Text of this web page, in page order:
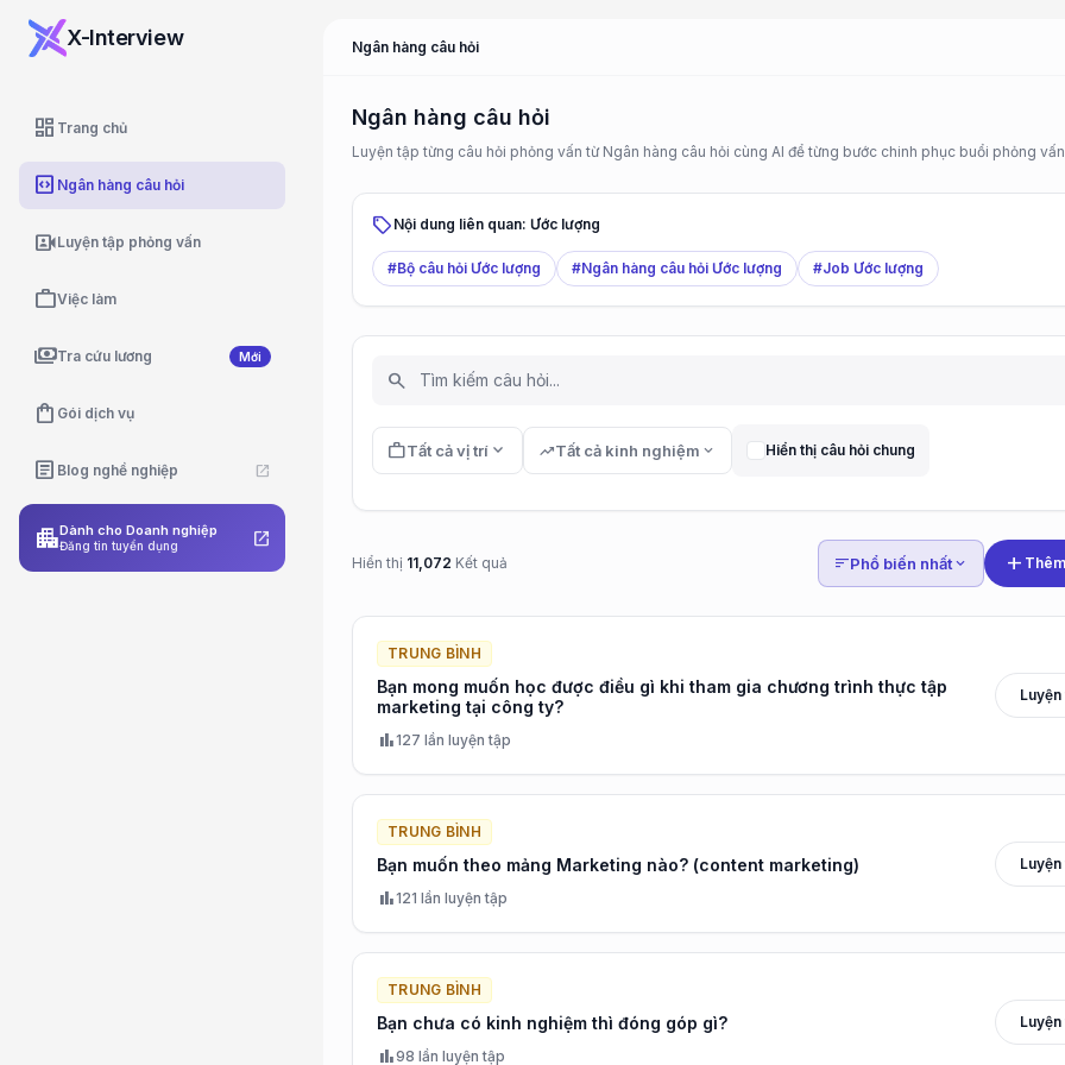
X-Interview
dashboard Trang chủ
code_blocks Ngân hàng câu hỏi
video_camera_frontLuyện tập phỏng vấn
workViệc làm
paymentsTra cứu lương Mới
shopping_bag Gói dịch vụ
article Blog nghề nghiệp open_in_new
apartmentDành cho Doanh nghiệp
Đăng tin tuyển dụng open_in_new
Ngân hàng câu hỏi
Ngân hàng câu hỏi
Luyện tập từng câu hỏi phỏng vấn từ Ngân hàng câu hỏi cùng AI để từng bước chinh phục buổi phỏng
local_offer Nội dung liên quan: Ước lượng
#Bộ câu hỏi Ước lượng #Ngân hàng câu hỏi Ước lượng #Job Ước lượng
search
workTất cả vị trí expand_more trending_upTất cả kinh nghiệm expand_more Hiển thị câu hỏi chung
Hiển thị 11,072 Kết quả sortPhổ biến nhấtexpand_more add
TRUNG BÌNH
Bạn mong muốn học được điều gì khi tham gia chương trình thực tập
marketing tại công ty?
bar_chart127 lần luyện tập
Luyện
TRUNG BÌNH
Bạn muốn theo mảng Marketing nào? (content marketing)
bar_chart121 lần luyện tập
Luyện
TRUNG BÌNH
Bạn chưa có kinh nghiệm thì đóng góp gì?
bar_chart98 lần luyện tập
Luyện
lượng Dự án (QA/
Manager)
Bắt đầu luyện tập arrow_forward